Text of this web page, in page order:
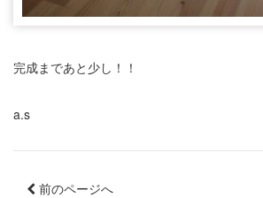
完成まであと少し！！
a.s
前のページへ